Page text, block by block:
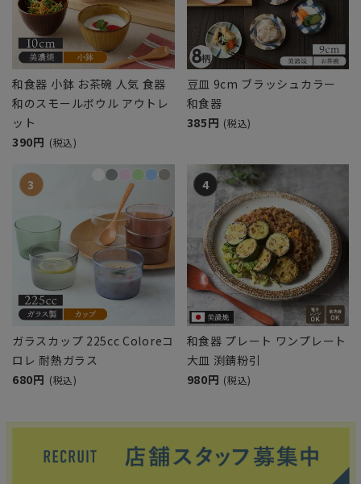
和食器 小鉢 お茶碗 人気 食器
和のスモールボウル アウトレ
ット
390円 (税込)
豆皿 9cm ブラッシュカラー
和食器
385円 (税込)
ガラスカップ 225cc Coloreコ
ロレ 耐熱ガラス
680円 (税込)
和食器 プレート ワンプレート
大皿 渕錆粉引
980円 (税込)